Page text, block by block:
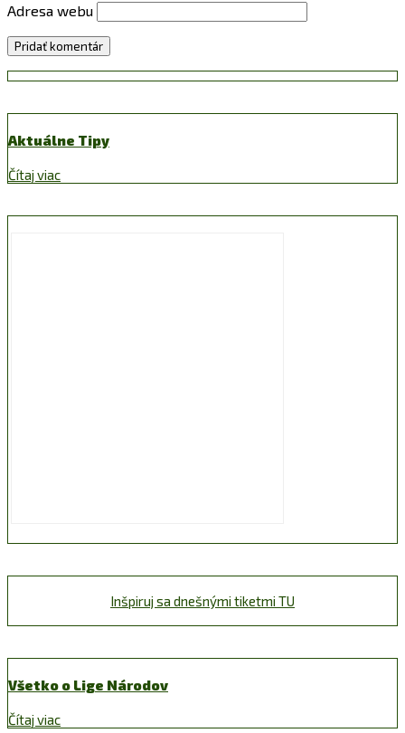
Adresa webu
Aktuálne Tipy
Čítaj viac
Inšpiruj sa dnešnými tiketmi TU
Všetko o Lige Národov
Čítaj viac